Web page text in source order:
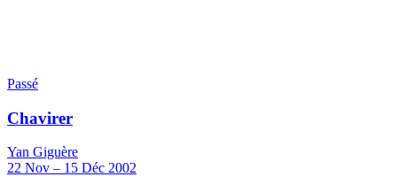
Passé
Chavirer
Yan Giguère
22 Nov – 15 Déc 2002